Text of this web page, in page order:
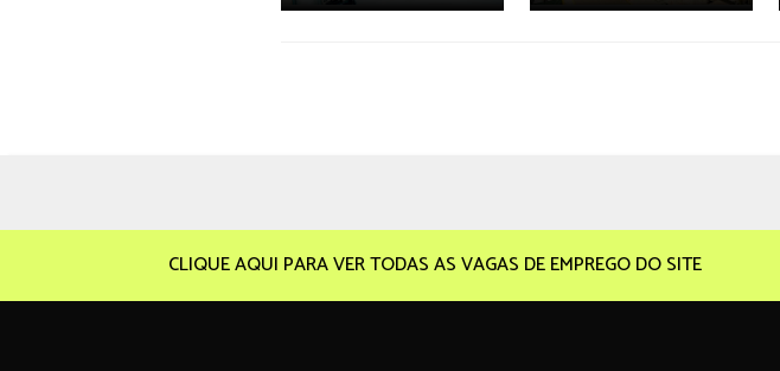
CLIQUE AQUI PARA VER TODAS AS VAGAS DE EMPREGO DO SITE